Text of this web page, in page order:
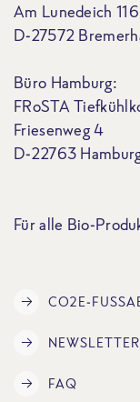
Am Lunedeich 116
D-27572
Büro Hamburg:
FRoSTA
Friesenweg 4
D-22763
Für alle Bio-
CO2E-
NEWSLETTER
FAQ